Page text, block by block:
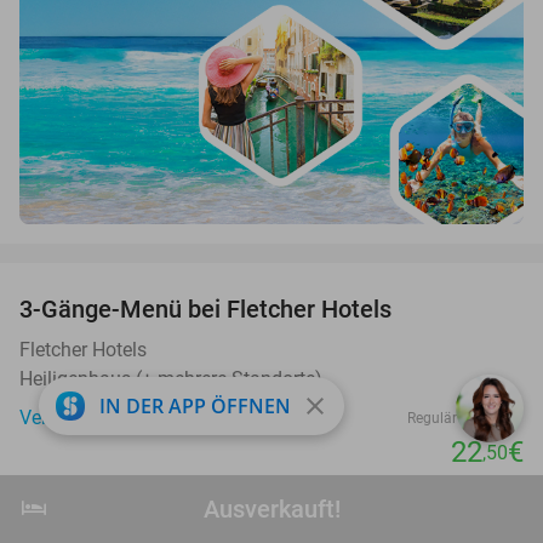
Ausverkauft!
hotel Ausverkauft!
3-Gänge-Menü bei Fletcher Hotels
Fletcher Hotels
Heiligenhaus (+ mehrere Standorte)
Verkauft: 13.822
Regulär 39€
22,50€
IN DER APP ÖFFNEN close